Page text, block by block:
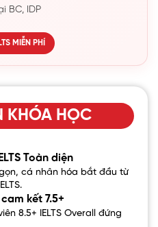
BC, IDP
MIỄN PHÍ
KHÓA HỌC
Toàn diện
cá nhân hóa bắt đầu từ
cam kết 7.5+
8.5+ IELTS Overall đứng